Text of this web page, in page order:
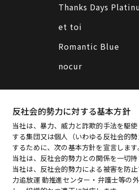
Thanks Days
et toi
Romantic Blue
nocur
反社会的勢力に対する基本方針
当社は、暴力、威力と詐欺的手法を駆
する集団又は個人（いわゆる反社会的
するために、次の基本方針を宣言します
当社は、反社会的勢力との関係を一切持
当社は、反社会的勢力による被害を防
力追放運 動推進センター・弁護士等の